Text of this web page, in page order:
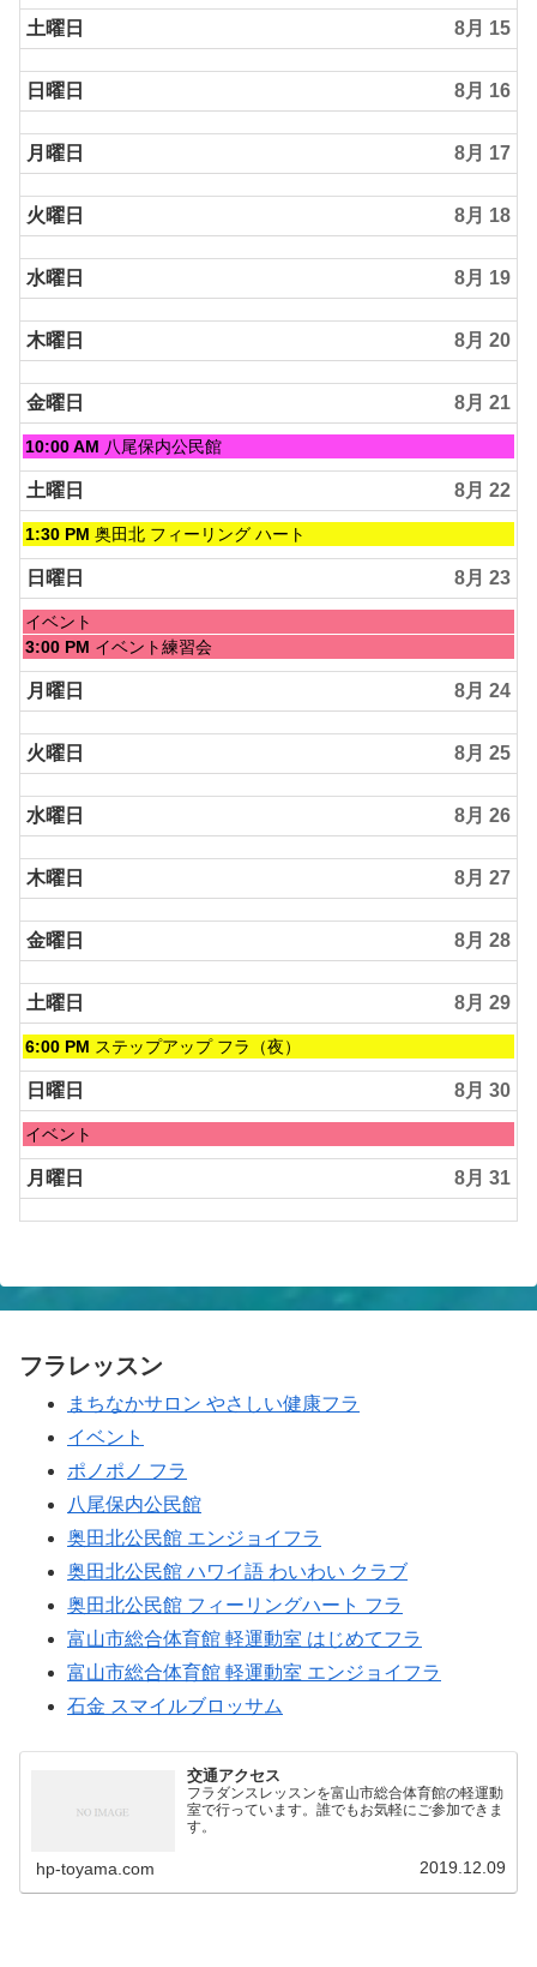
土曜日 8月 15
日曜日 8月 16
月曜日 8月 17
火曜日 8月 18
水曜日 8月 19
木曜日 8月 20
金曜日 8月 21
金
曜
日,
8
月
2026
10:00 AM 八尾保内公民館
土曜日 8月 22
土
曜
日,
8
月
22nd
2026
1:30 PM 奥田北 フィーリング ハート
日曜日 8月 23
日
曜
日,
8
月
2026
イベント
日
曜
日,
8
月
23rd
2026
3:00 PM イベント練習会
月曜日 8月 24
火曜日 8月 25
水曜日 8月 26
木曜日 8月 27
金曜日 8月 28
土曜日 8月 29
土
曜
日,
8
月
2026
6:00 PM ステップアップ フラ（夜）
日曜日 8月 30
日
曜
日,
8
月
イベント
月曜日 8月 31
フラレッスン
まちなかサロン やさしい健康フラ
イベント
ポノポノ フラ
八尾保内公民館
奥田北公民館 エンジョイフラ
奥田北公民館 ハワイ語 わいわい クラブ
奥田北公民館 フィーリングハート フラ
富山市総合体育館 軽運動室 はじめてフラ
富山市総合体育館 軽運動室 エンジョイフラ
石金 スマイルブロッサム
交通アクセス
フラダンスレッスンを富山市総合体育館の軽運動
室で行っています。誰でもお気軽にご参加できま
す。
hp-toyama.com 2019.12.09